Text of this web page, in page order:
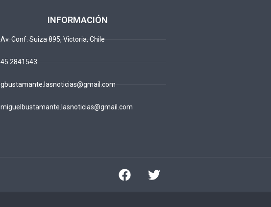
INFORMACIÓN
Av. Conf. Suiza 895, Victoria, Chile
45 2841543
gbustamante.lasnoticias@gmail.com
miguelbustamante.lasnoticias@gmail.com